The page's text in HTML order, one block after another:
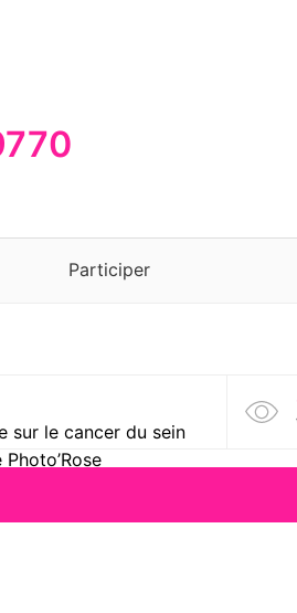
sur le cancer du sein
Participer